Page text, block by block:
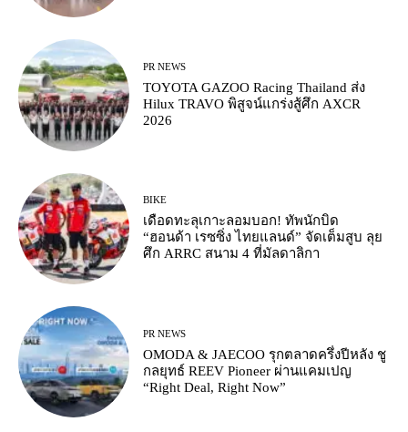
PR NEWS
TOYOTA GAZOO Racing Thailand ส่ง
Hilux TRAVO พิสูจน์แกร่งสู้ศึก AXCR
2026
BIKE
เดือดทะลุเกาะลอมบอก! ทัพนักบิด
“ฮอนด้า เรซซิ่ง ไทยแลนด์” จัดเต็มสูบ ลุย
ศึก ARRC สนาม 4 ที่มัลดาลิกา
PR NEWS
OMODA & JAECOO รุกตลาดครึ่งปีหลัง ชู
กลยุทธ์ REEV Pioneer ผ่านแคมเปญ
“Right Deal, Right Now”